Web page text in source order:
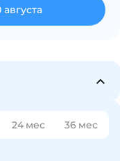
24 мес 36 мес
51